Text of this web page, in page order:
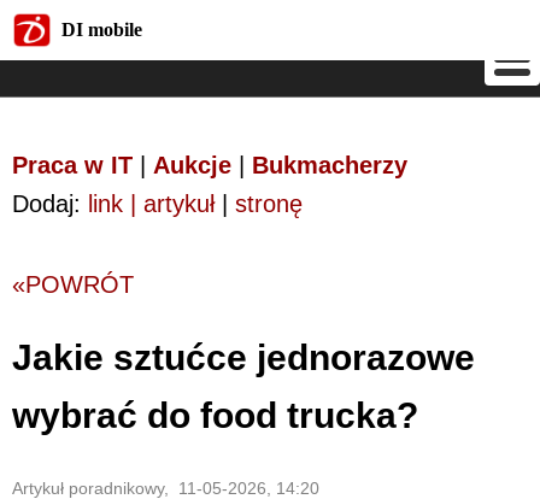
DI mobile
Praca w IT Aukcje
Bukmacherzy
Dodaj: link | artykuł| stronę
«POWRÓT
Jakie sztućce jednorazowe
wybrać do food trucka?
Artykuł poradnikowy, 11-05-2026, 14:20
DI mobile